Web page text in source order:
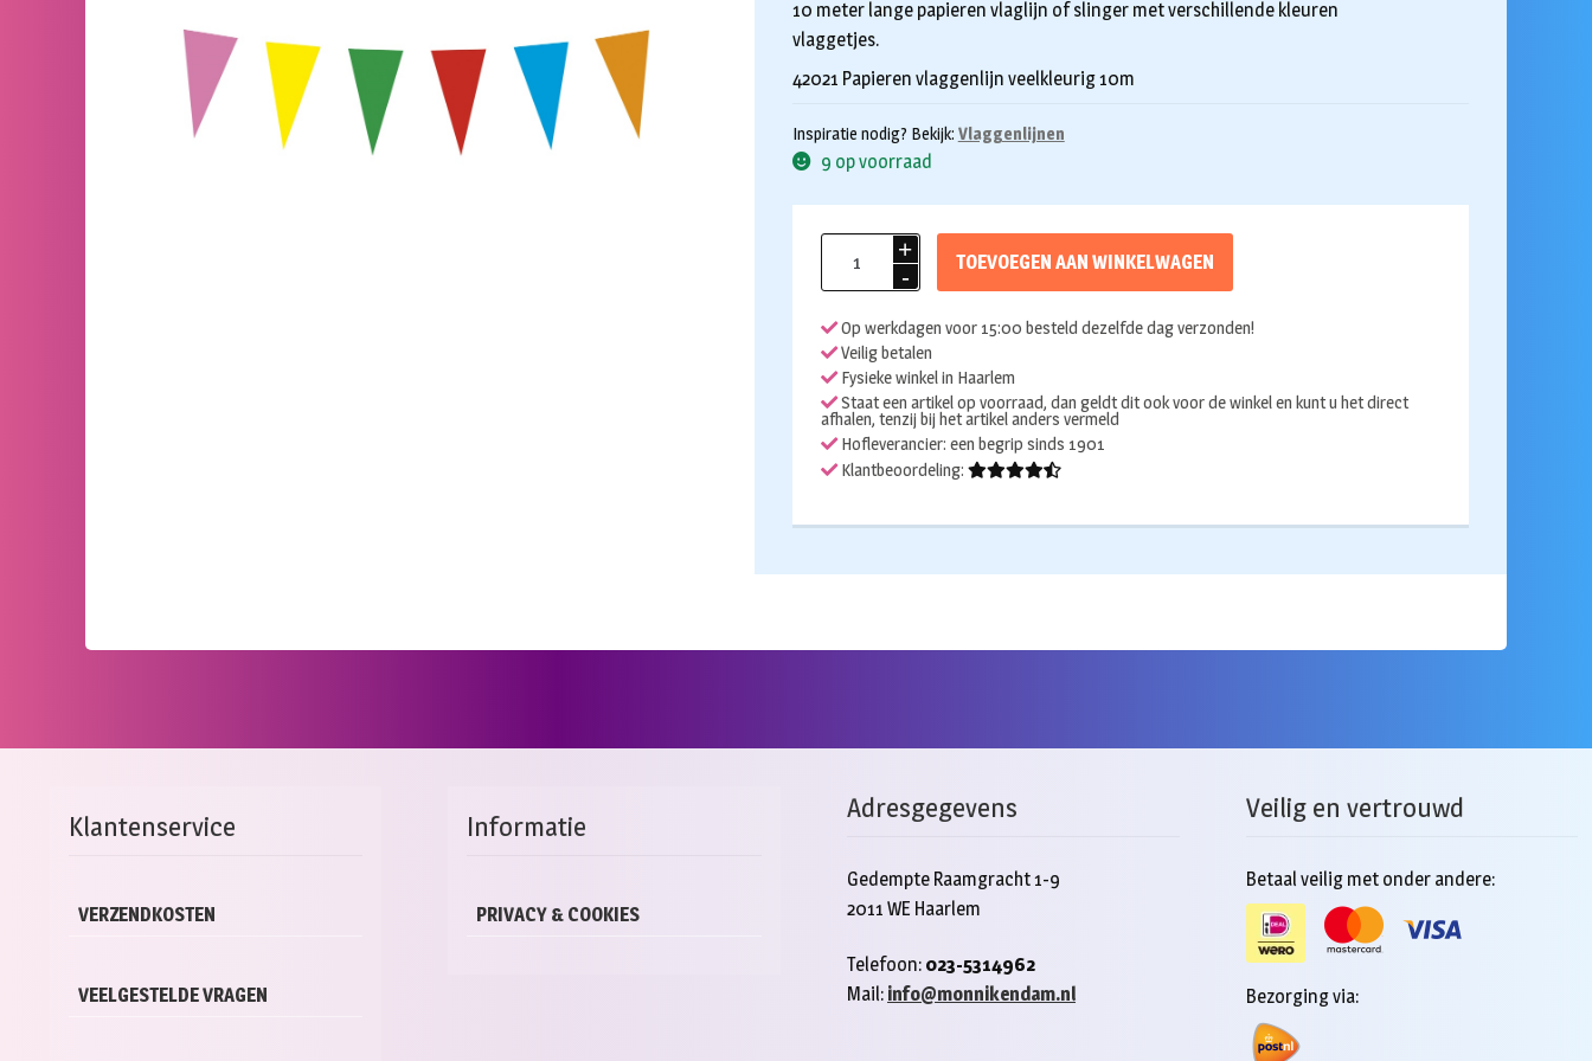
10 meter lange papieren vlaglijn of slinger met verschillende kleuren
vlaggetjes.
42021 Papieren vlaggenlijn veelkleurig 10m
Inspiratie nodig? Bekijk: Vlaggenlijnen
9 op voorraad
Vlaggenlijn
papier
aantal
TOEVOEGEN AAN WINKELWAGEN
Op werkdagen voor 15:00 besteld dezelfde dag verzonden!
Veilig betalen
Fysieke winkel in Haarlem
Staat een artikel op voorraad, dan geldt dit ook voor de winkel en kunt u het direct
afhalen, tenzij bij het artikel anders vermeld
Hofleverancier: een begrip sinds 1901
Klantbeoordeling:
Klantenservice
VERZENDKOSTEN
VEELGESTELDE VRAGEN
Informatie
PRIVACY & COOKIES
Adresgegevens
Gedempte Raamgracht 1-9
2011 WE Haarlem
Telefoon: 023-5314962
Mail: info@monnikendam.nl
Veilig en vertrouwd
Betaal veilig met onder andere:
Bezorging via: